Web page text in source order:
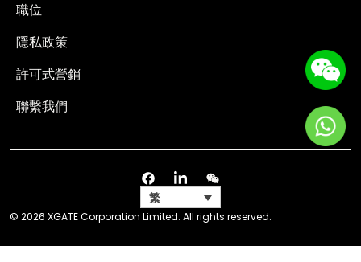
職位
隱私政策
許可式營銷
聯繫我們
© 2026 XGATE Corporation Limited. All rights reserved.
繁